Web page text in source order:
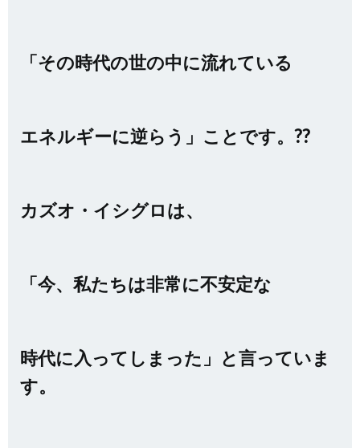
「その時代の世の中に流れている
エネルギーに逆らう」ことです。??
カズオ・イシグロは、
「今、私たちは非常に不安定な
時代に入ってしまった」と言っていま
す。